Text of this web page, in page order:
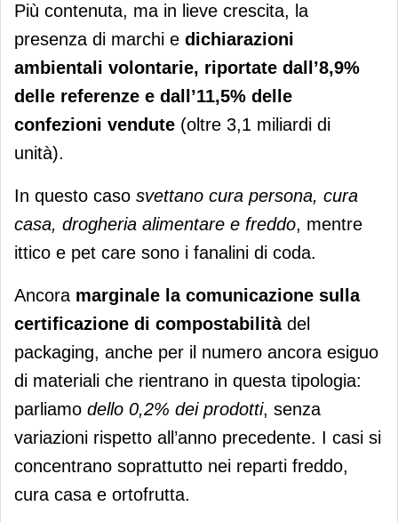
Più contenuta, ma in lieve crescita, la
presenza di marchi e dichiarazioni
ambientali volontarie, riportate dall’8,9%
delle referenze e dall’11,5% delle
confezioni vendute (oltre 3,1 miliardi di
unità).
In questo caso svettano cura persona, cura
casa, drogheria alimentare e freddo, mentre
ittico e pet care sono i fanalini di coda.
Ancora marginale la comunicazione sulla
certificazione di compostabilitàdel
packaging, anche per il numero ancora esiguo
di materiali che rientrano in questa tipologia:
parliamo dello 0,2% dei prodotti, senza
variazioni rispetto all’anno precedente. I casi si
concentrano soprattutto nei reparti freddo,
cura casa e ortofrutta.